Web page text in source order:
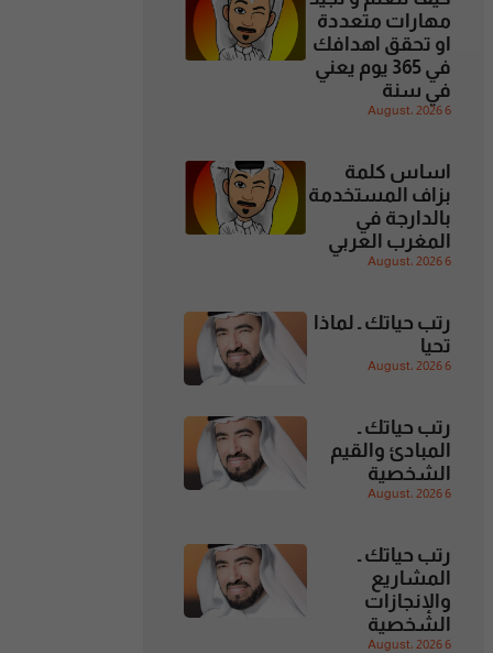
مهارات متعددة
او تحقق اهدافك
في 365 يوم يعني
في سنة
6 August، 2026
اساس كلمة
بزاف المستخدمة
بالدارجة في
المغرب العربي
6 August، 2026
رتب حياتك ـ لماذا
تحيا
6 August، 2026
رتب حياتك ـ
المبادئ والقيم
الشخصية
6 August، 2026
رتب حياتك ـ
المشاريع
والإنجازات
الشخصية
6 August، 2026